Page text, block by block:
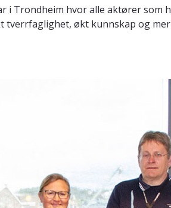
i Trondheim hvor alle aktører
tverrfaglighet, økt kunnskap og